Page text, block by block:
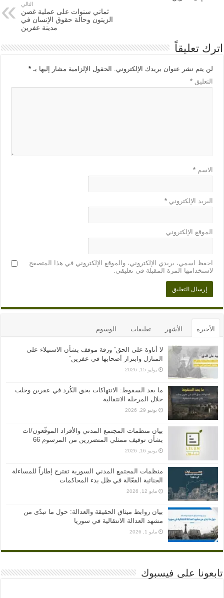
التالي
ثماني سنوات على عملية غصن
الزيتون وحالة حقوق الإنسان في
مدينة عفرين
اترك تعليقاً
لن يتم نشر عنوان بريدك الإلكتروني. الحقول الإلزامية مشار إليها بـ*
التعليق*
الاسم*
البريد الإلكتروني*
الموقع الإلكتروني
احفظ اسمي، بريدي الإلكتروني، والموقع الإلكتروني في هذا المتصفح
لاستخدامها المرة المقبلة في تعليقي.
الأخيرة الأشهر تعليقات الوسوم
لا أتاوة على الحق” ورقة موقف بشأن الاستيلاء على
المنازل وابتزاز أصحابها في عفرين”
يوليو 15, 2026
ما بعد السقوط: الانتهاكات بحق الكُرد في عفرين وحلب
خلال المرحلة الانتقالية
يونيو 29, 2026
بيان منظمات المجتمع المدني والأفراد الموقّعون/ات
بشأن توقيف ممثلي المتضررين من المرسوم 66
يونيو 16, 2026
منظمات المجتمع المدني السورية تقترح إطاراً للمساءلة
الجنائية الفعّالة في ظل بدء المحاكمات
مايو 12, 2026
بيان روابط ميثاق الحقيقة والعدالة: حول ما تبدّى من
مشهد العدالة الانتقالية في سوريا
مايو 1, 2026
تابعونا على فيسبوك